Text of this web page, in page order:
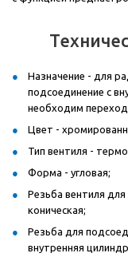
Назначение - для
подсоединение с
необходим
Цвет -
Тип вентиля -
Форма - угловая;
Резьба вентиля
коническая;
Резьба для
внутренняя